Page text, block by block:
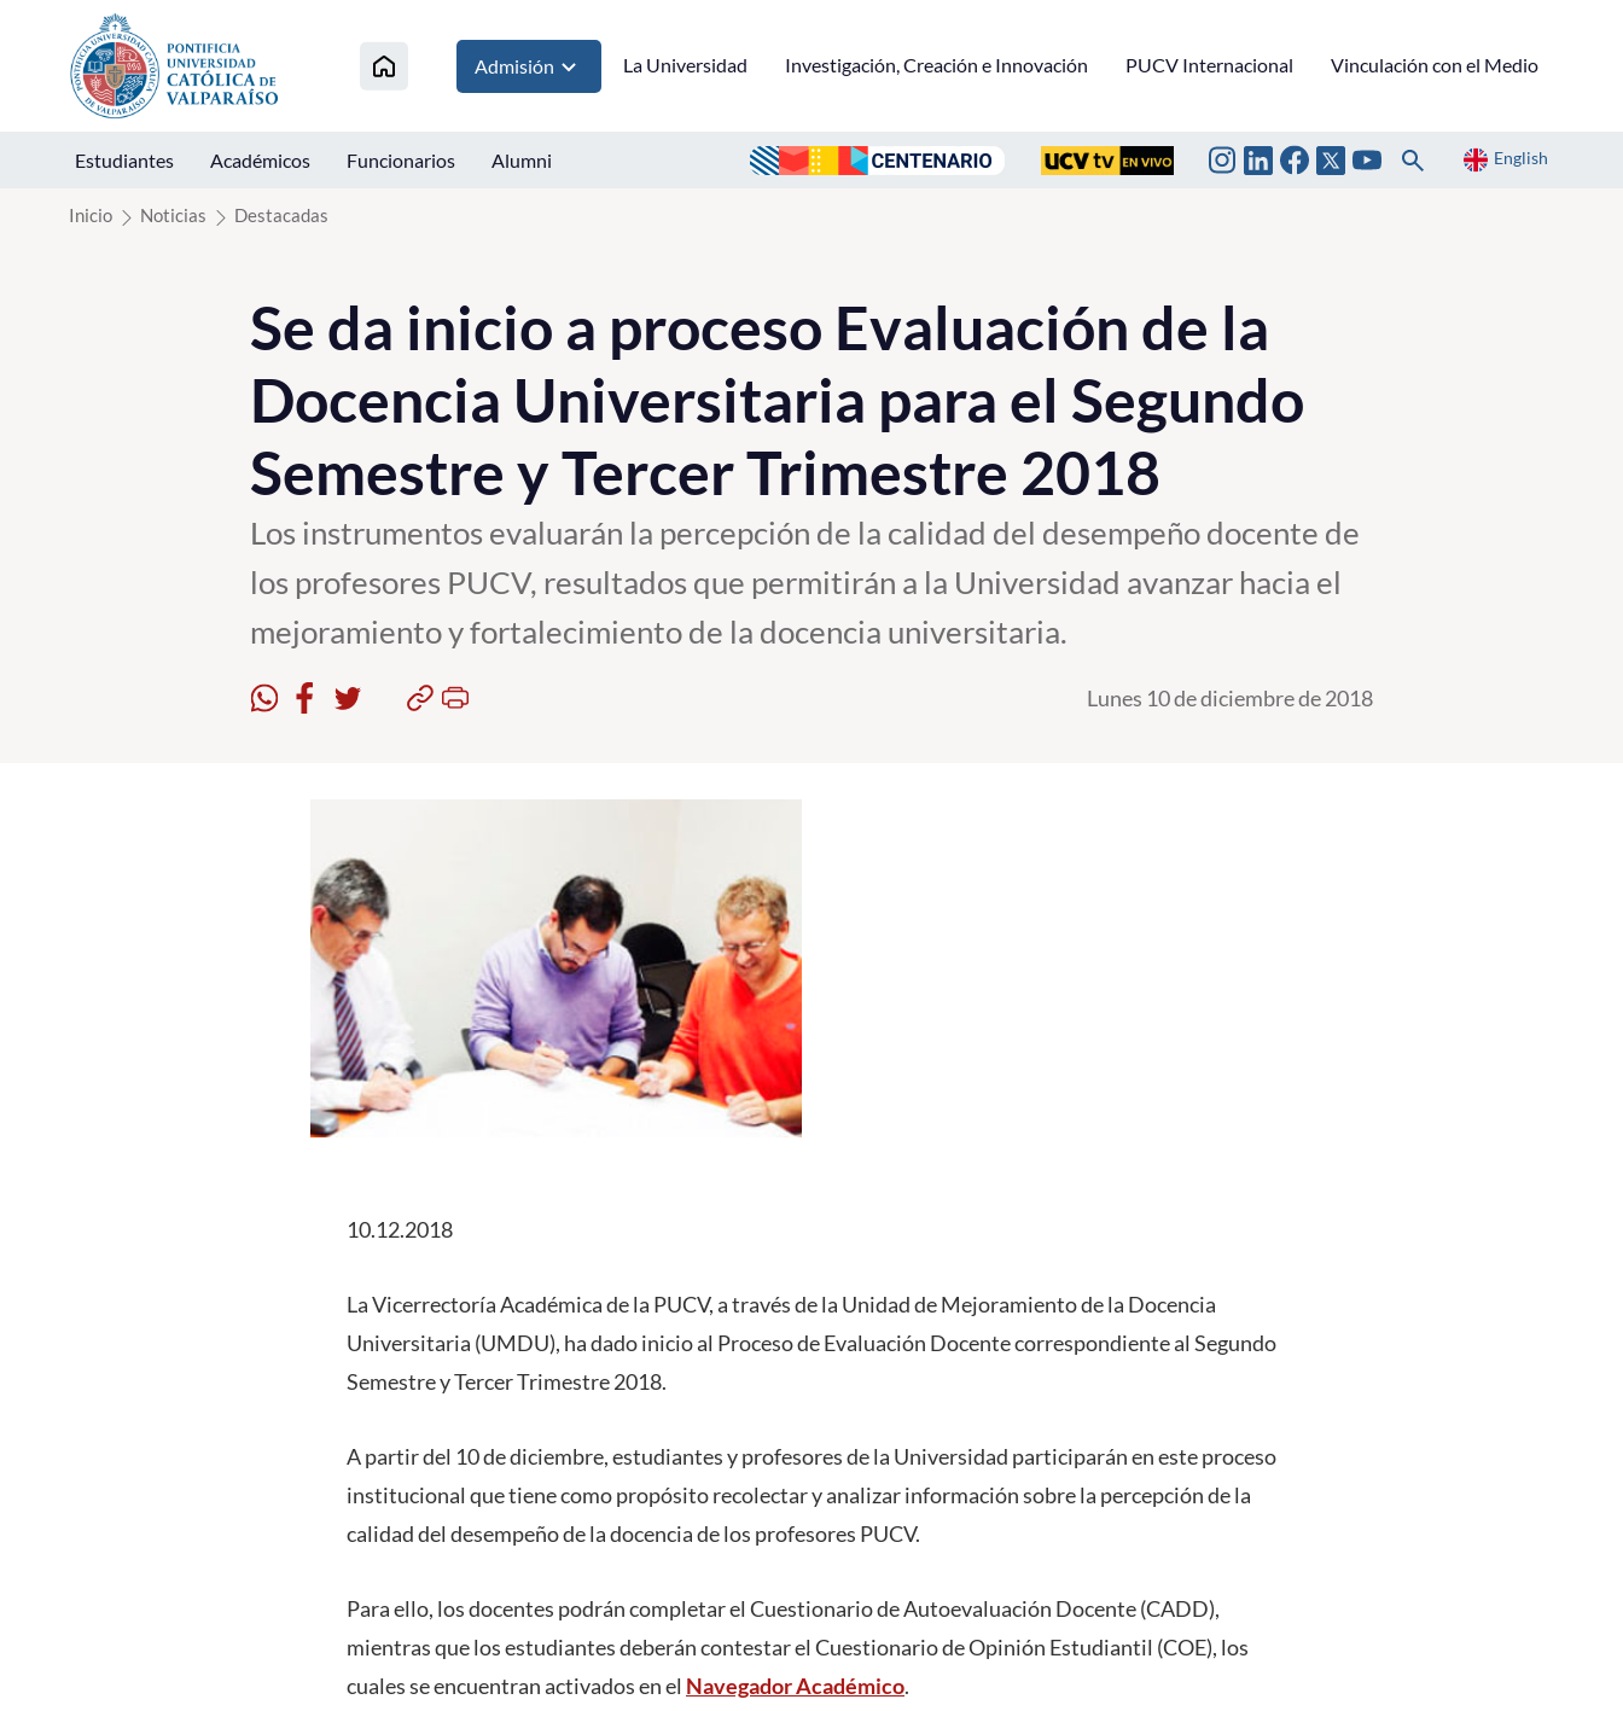
Click acá para ir directamente al contenido
Admisión La Universidad Investigación, Creación e Innovación PUCV Internacional Vinculación con el Medio
Estudiantes Académicos Funcionarios Alumni English
Inicio Noticias Destacadas
Se da inicio a proceso Evaluación de la
Docencia Universitaria para el Segundo
Semestre y Tercer Trimestre 2018
Los instrumentos evaluarán la percepción de la calidad del desempeño docente de
los profesores PUCV, resultados que permitirán a la Universidad avanzar hacia el
mejoramiento y fortalecimiento de la docencia universitaria.
Lunes 10 de diciembre de 2018
10.12.2018
La Vicerrectoría Académica de la PUCV, a través de la Unidad de Mejoramiento de la Docencia
Universitaria (UMDU), ha dado inicio al Proceso de Evaluación Docente correspondiente al Segundo
Semestre y Tercer Trimestre 2018.
A partir del 10 de diciembre, estudiantes y profesores de la Universidad participarán en este proceso
institucional que tiene como propósito recolectar y analizar información sobre la percepción de la
calidad del desempeño de la docencia de los profesores PUCV.
Para ello, los docentes podrán completar el Cuestionario de Autoevaluación Docente (CADD),
mientras que los estudiantes deberán contestar el Cuestionario de Opinión Estudiantil (COE), los
cuales se encuentran activados en el Navegador Académico.